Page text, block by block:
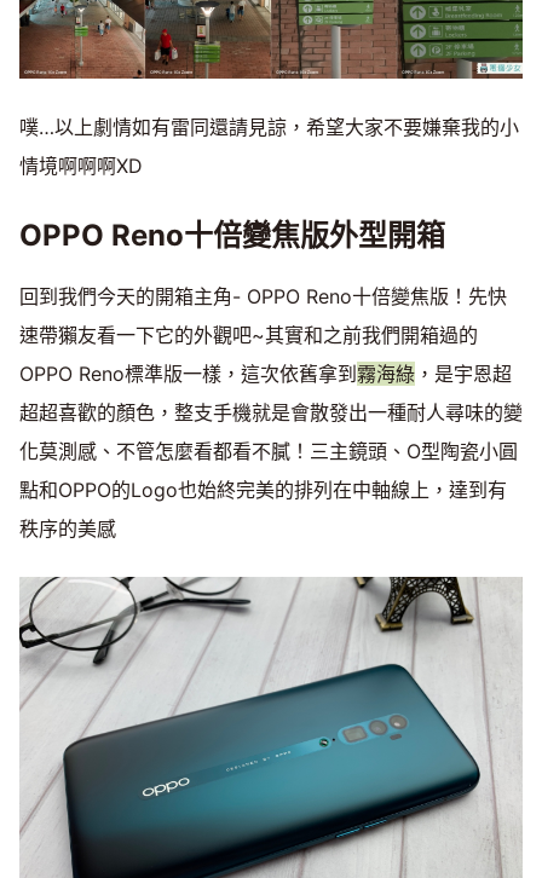
噗…以上劇情如有雷同還請見諒，希望大家不要嫌棄我的小
情境啊啊啊XD
OPPO Reno十倍變焦版外型開箱
回到我們今天的開箱主角- OPPO Reno十倍變焦版！先快
速帶獺友看一下它的外觀吧~其實和之前我們開箱過的
OPPO Reno標準版一樣，這次依舊拿到霧海綠 ，是宇恩超
超超喜歡的顏色，整支手機就是會散發出一種耐人尋味的變
化莫測感、不管怎麼看都看不膩！三主鏡頭、O型陶瓷小圓
點和OPPO的Logo也始終完美的排列在中軸線上，達到有
秩序的美感